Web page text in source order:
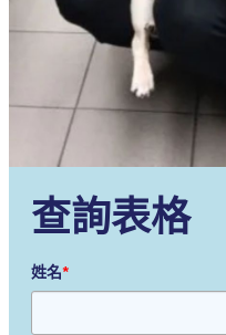
查詢表格
姓名*